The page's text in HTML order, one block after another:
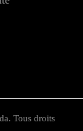
Tous droits